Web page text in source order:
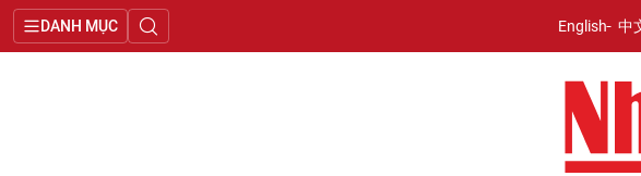
DANH MỤC English 中